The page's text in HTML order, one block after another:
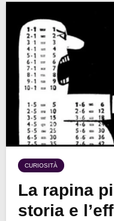
CURIOSITÀ
La rapina
storia e